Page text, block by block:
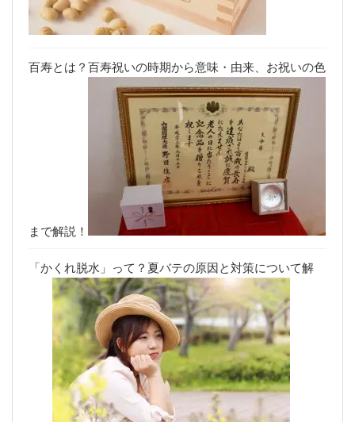
百寿とは？百寿祝いの時期から意味・由来、お祝いの色
まで解説！
「かくれ脱水」って？夏バテの原因と対策について解